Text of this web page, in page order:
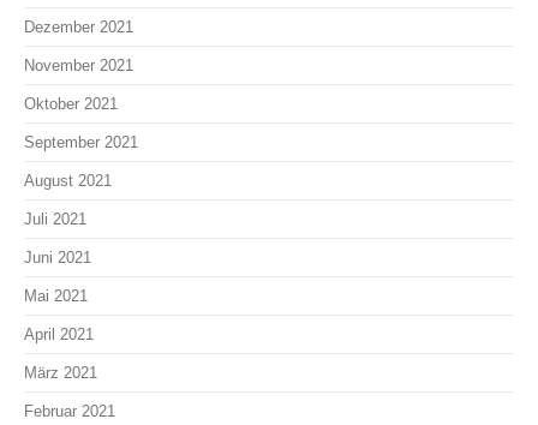
Dezember 2021
November 2021
Oktober 2021
September 2021
August 2021
Juli 2021
Juni 2021
Mai 2021
April 2021
März 2021
Februar 2021